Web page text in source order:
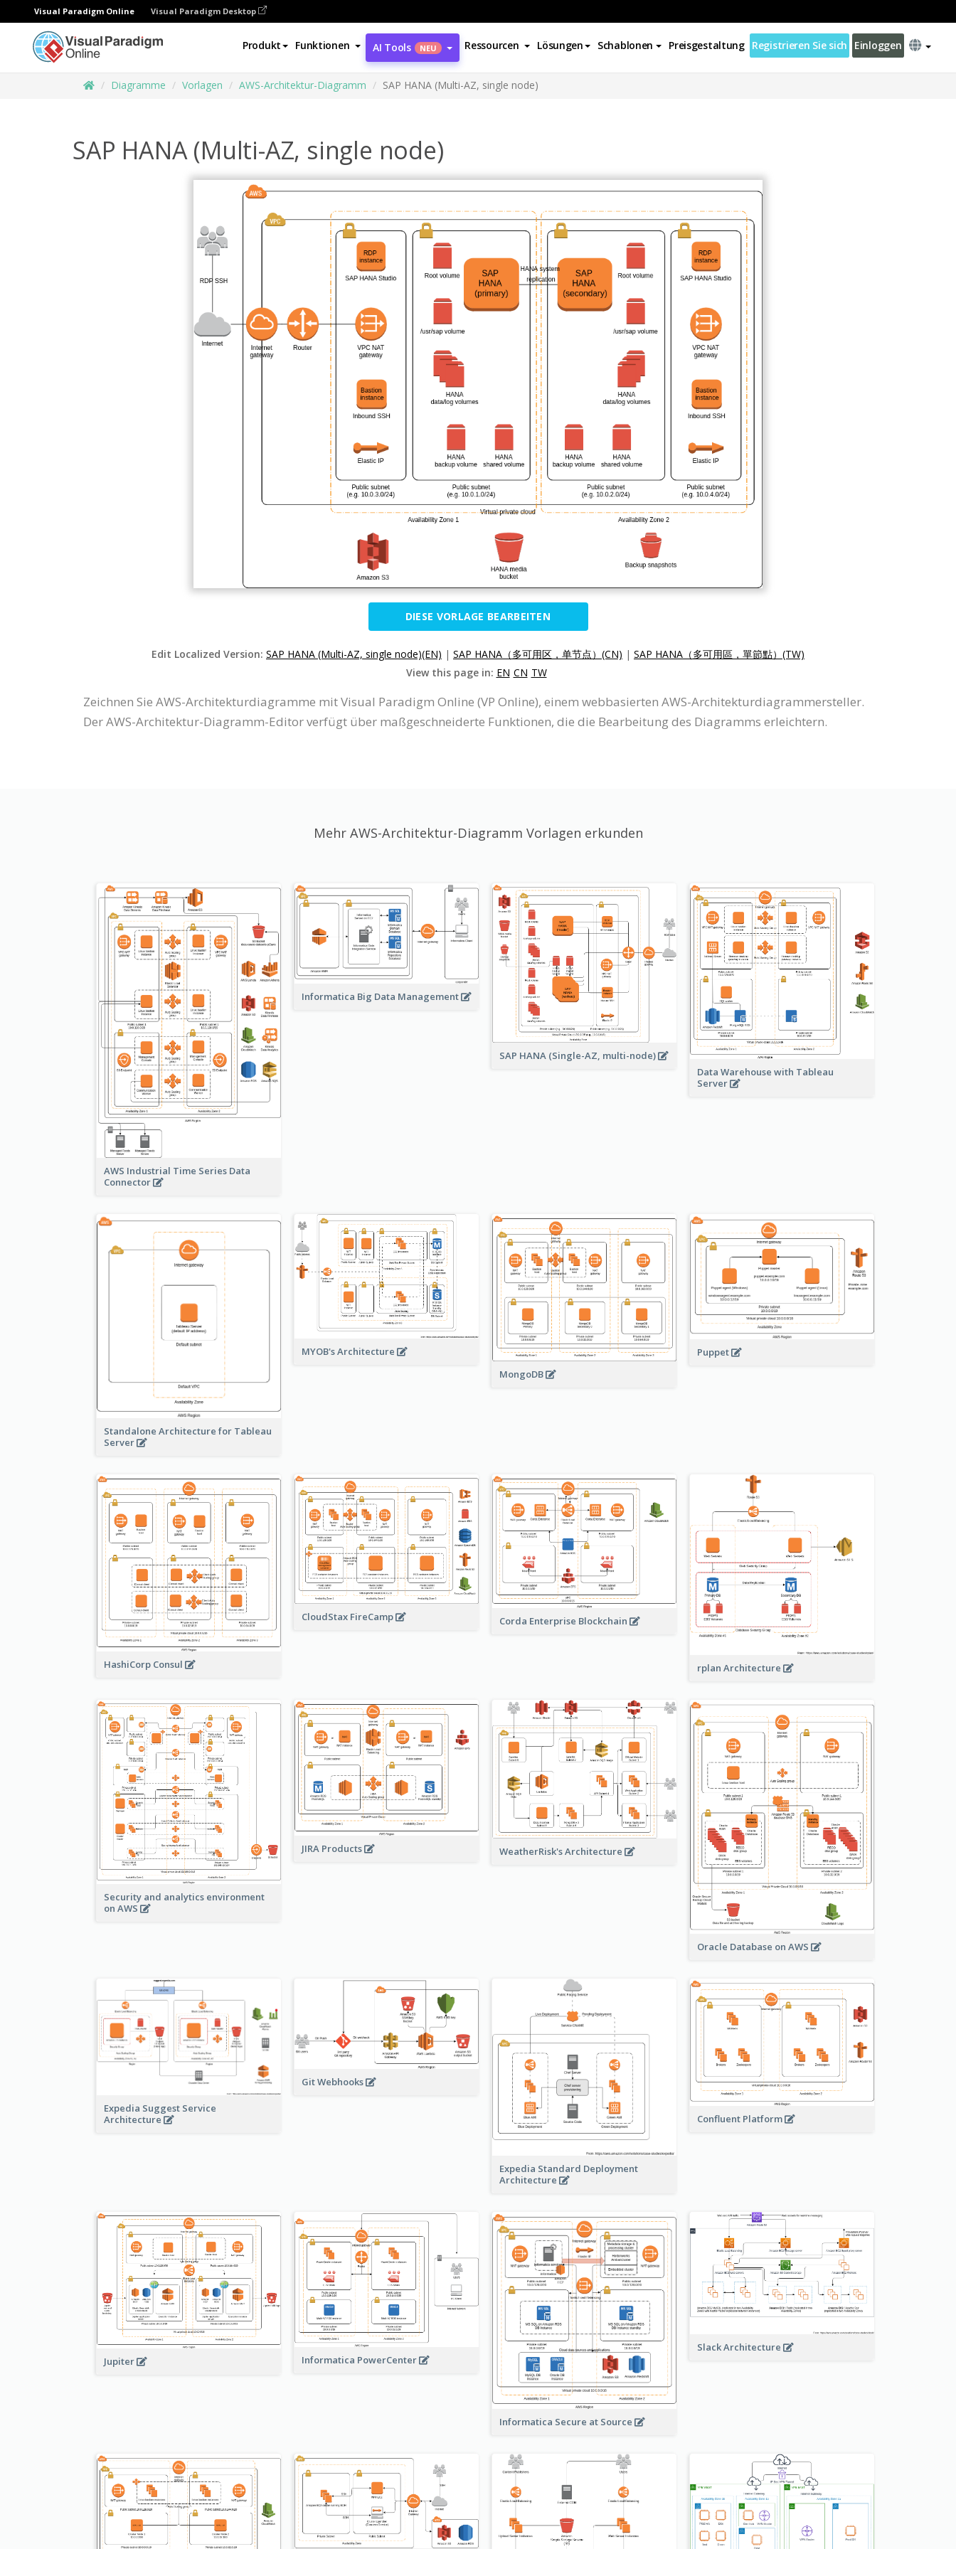
Visual Paradigm Online Visual Paradigm Desktop
Produkt Funktionen AI Tools NEU Ressourcen Lösungen Schablonen Preisgestaltung Registrieren Sie sich Einloggen
Diagramme Vorlagen AWS-Architektur-Diagramm SAP HANA (Multi-AZ, single node)
SAP HANA (Multi-AZ, single node)
DIESE VORLAGE BEARBEITEN
Edit Localized Version: SAP HANA (Multi-AZ, single node)(EN) | SAP HANA（多可用区，单节点）(CN) | SAP HANA（多可用區，單節點）(TW)
View this page in: EN CN TW
Zeichnen Sie AWS-Architekturdiagramme mit Visual Paradigm Online (VP Online), einem webbasierten AWS-Architekturdiagrammersteller.
Der AWS-Architektur-Diagramm-Editor verfügt über maßgeschneiderte Funktionen, die die Bearbeitung des Diagramms erleichtern.
Mehr AWS-Architektur-Diagramm Vorlagen erkunden
AWS Industrial Time Series Data
Connector
Informatica Big Data Management
SAP HANA (Single-AZ, multi-node)
Data Warehouse with Tableau
Server
Standalone Architecture for Tableau
Server
MYOB's Architecture
MongoDB
Puppet
HashiCorp Consul
CloudStax FireCamp Corda Enterprise Blockchain
rplan Architecture
Security and analytics environment
on AWS
JIRA Products WeatherRisk's Architecture
Oracle Database on AWS
Expedia Suggest Service
Architecture
Git Webhooks
Expedia Standard Deployment
Architecture
Confluent Platform
Jupiter Informatica PowerCenter
Informatica Secure at Source
Slack Architecture